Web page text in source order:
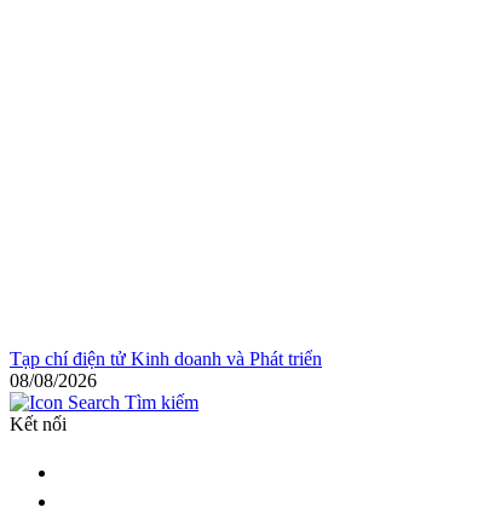
Tạp chí điện tử Kinh doanh và Phát triển
08/08/2026
Tìm kiếm
Kết nối